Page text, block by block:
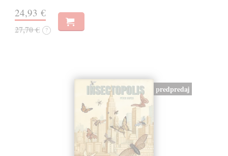
24,93 €
27,70 € ?
predpredaj